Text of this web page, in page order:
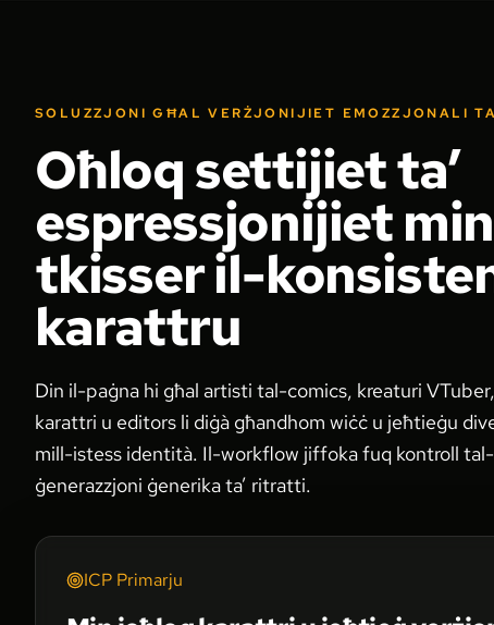
SOLUZZJONI GĦAL VERŻJONIJIET EMOZZJONALI
Oħloq settijiet ta’
espressjonijiet
tkisser il-
karattru
Din il-paġna hi għal artisti tal-comics, kreaturi
karattri u editors li diġà għandhom wiċċ u jeħtieġu
mill-istess identità. Il-workflow jiffoka fuq kontroll
ġenerazzjoni ġenerika ta’ ritratti.
ICP Primarju